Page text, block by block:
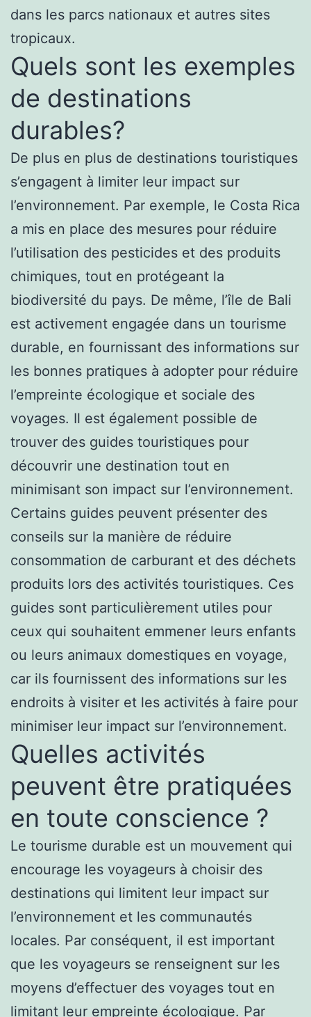
dans les parcs nationaux et autres sites
tropicaux.
Quels sont les exemples
de destinations
durables?
De plus en plus de destinations touristiques
s’engagent à limiter leur impact sur
l’environnement. Par exemple, le Costa Rica
a mis en place des mesures pour réduire
l’utilisation des pesticides et des produits
chimiques, tout en protégeant la
biodiversité du pays. De même, l’île de Bali
est activement engagée dans un tourisme
durable, en fournissant des informations sur
les bonnes pratiques à adopter pour réduire
l’empreinte écologique et sociale des
voyages. Il est également possible de
trouver des guides touristiques pour
découvrir une destination tout en
minimisant son impact sur l’environnement.
Certains guides peuvent présenter des
conseils sur la manière de réduire
consommation de carburant et des déchets
produits lors des activités touristiques. Ces
guides sont particulièrement utiles pour
ceux qui souhaitent emmener leurs enfants
ou leurs animaux domestiques en voyage,
car ils fournissent des informations sur les
endroits à visiter et les activités à faire pour
minimiser leur impact sur l’environnement.
Quelles activités
peuvent être pratiquées
en toute conscience ?
Le tourisme durable est un mouvement qui
encourage les voyageurs à choisir des
destinations qui limitent leur impact sur
l’environnement et les communautés
locales. Par conséquent, il est important
que les voyageurs se renseignent sur les
moyens d’effectuer des voyages tout en
limitant leur empreinte écologique. Par